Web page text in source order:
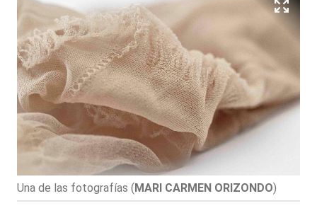
Una de las fotografías ( MARI CARMEN ORIZONDO)